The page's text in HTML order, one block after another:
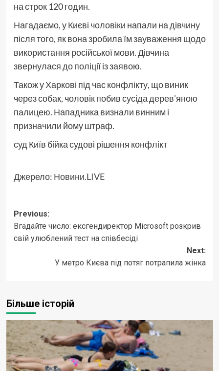
на строк 120 годин.
Нагадаємо, у Києві чоловіки напали на дівчину
після того, як вона зробила їм зауваження щодо
використання російської мови. Дівчина
звернулася до поліції із заявою.
Також у Харкові під час конфлікту, що виник
через собак, чоловік побив сусіда дерев’яною
палицею. Нападника визнали винним і
призначили йому штраф.
суд Київ бійка судові рішення конфлікт
Джерело: Новини.LIVE
Post
navigation
Previous:
Вгадайте число: ексгендиректор Microsoft розкрив
свій улюблений тест на співбесіді
Next:
У метро Києва під потяг потрапила жінка
Більше історій